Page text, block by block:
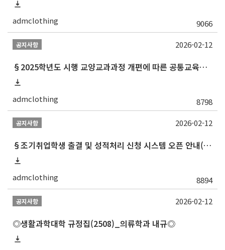
admclothing 9066
공지사항
§2025학년도 시행 교양교과과정 개편에 따른 공통교육과정 교과목 목록 최종§
admclothing 8798
2026-02-12
공지사항
§조기취업학생 출결 및 성적처리 신청 시스템 오픈 안내(2024.3.29.자 업데이트)§
admclothing 8894
2026-02-12
공지사항
◎생활과학대학 규정집(2508)_의류학과 내규◎
2026-02-12